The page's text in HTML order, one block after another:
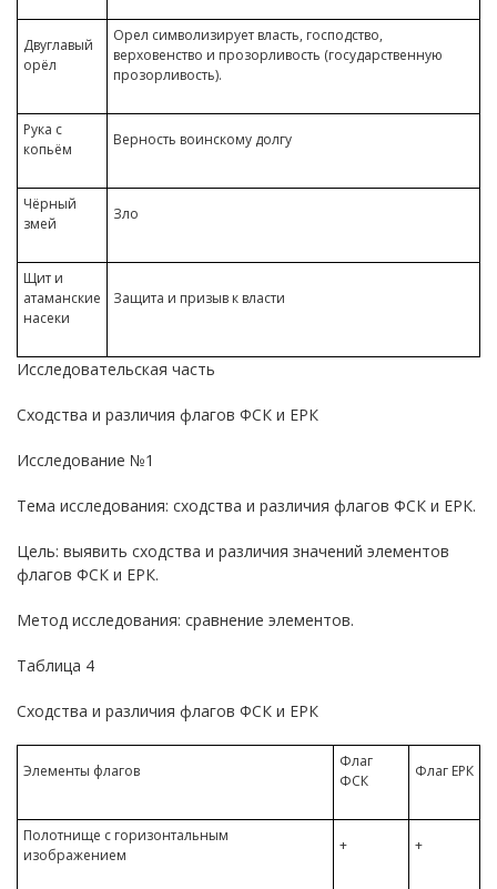
Двуглавый
орёл
Орел символизирует власть, господство,
верховенство и прозорливость (государственную
прозорливость).
Рука с
копьём
Верность воинскому долгу
Чёрный
змей
Зло
Щит и
атаманские
насеки
Защита и призыв к власти
Исследовательская часть
Сходства и различия флагов ФСК и ЕРК
Исследование №1
Тема исследования: сходства и различия флагов ФСК и ЕРК.
Цель: выявить сходства и различия значений элементов
флагов ФСК и ЕРК.
Метод исследования: сравнение элементов.
Таблица 4
Сходства и различия флагов ФСК и ЕРК
Элементы флагов
Флаг
ФСК
Флаг ЕРК
Полотнище с горизонтальным
изображением
+ +